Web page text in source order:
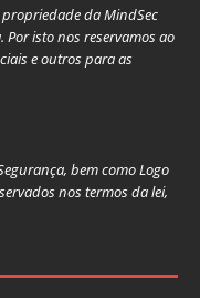
da MindSec
isto nos reservamos ao
e outros para as
bem como Logo
nos termos da lei,